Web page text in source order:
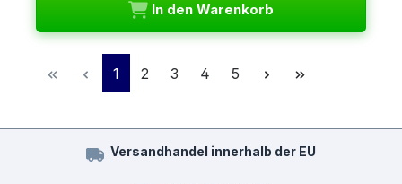
In den Warenkorb
Seite
1 Seite
2 Seite
3 Seite
4 Seite
5
Versandhandel innerhalb der EU